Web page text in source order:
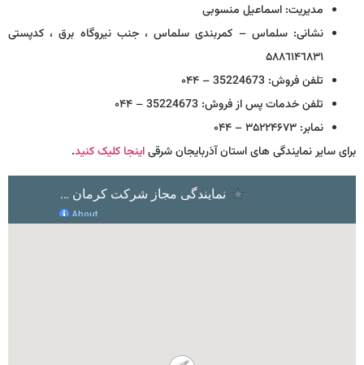
مدیریت: اسماعیل منسوبی
نشانی: سلماس – کمربندی سلماس ، جنب نیروگاه برق ، کدپستی
۵۸۸٦۱۴٦۸۳۱
تلفن فروش: 35224673 – ۰۴۴
تلفن خدمات پس از فروش: 35224673 – ۰۴۴
نمابر: ۳۵۲۲۴۶۷۳ – ۰۴۴
برای سایر نمایندگی های استان آذربایجان شرقیاینجا کلیک کنید.